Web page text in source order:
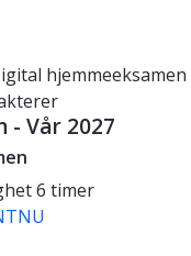
hjemmeeksamen
Vår 2027
6 timer